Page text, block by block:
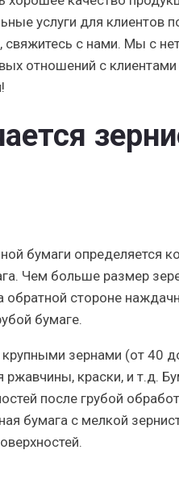
услуги для клиентов
свяжитесь с нами. Мы с
отношений с
бумаги определяется
Чем больше размер
обратной стороне
бумаге.
зернами (от 40
ржавчины, краски, и т.д.
после грубой
бумага с мелкой